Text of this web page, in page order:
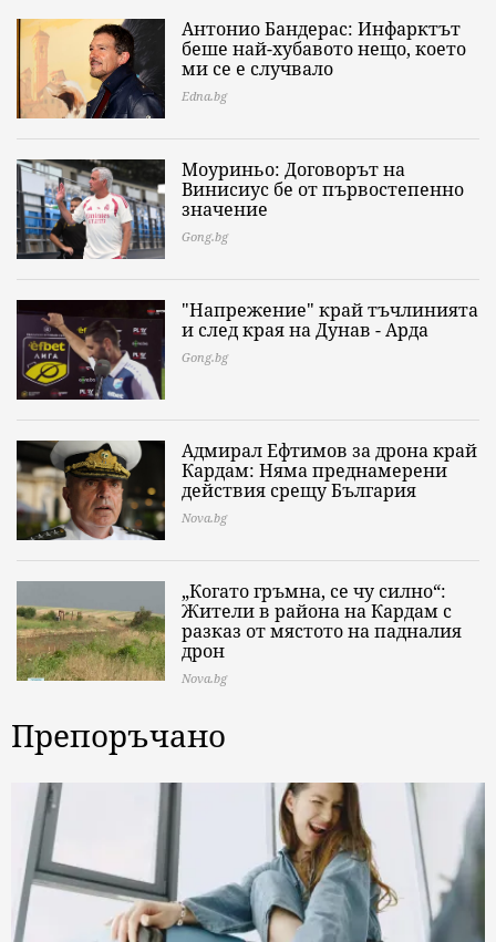
Антонио Бандерас: Инфарктът
беше най-хубавото нещо, което
ми се е случвало
Edna.bg
Моуриньо: Договорът на
Винисиус бе от първостепенно
значение
Gong.bg
"Напрежение" край тъчлинията
и след края на Дунав - Арда
Gong.bg
Адмирал Ефтимов за дрона край
Кардам: Няма преднамерени
действия срещу България
Nova.bg
„Когато гръмна, се чу силно“:
Жители в района на Кардам с
разказ от мястото на падналия
дрон
Nova.bg
Препоръчано